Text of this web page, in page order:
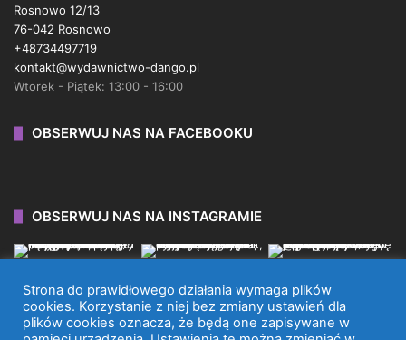
Rosnowo 12/13
76-042 Rosnowo
+48734497719
kontakt@wydawnictwo-dango.pl
Wtorek - Piątek: 13:00 - 16:00
OBSERWUJ NAS NA FACEBOOKU
OBSERWUJ NAS NA INSTAGRAMIE
WYDAWNICTWO DANGO 2026 © WSZYSTKIE PRAWA
Strona do prawidłowego działania wymaga plików
cookies. Korzystanie z niej bez zmiany ustawień dla
plików cookies oznacza, że będą one zapisywane w